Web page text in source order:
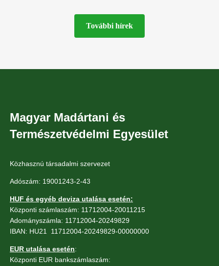
További hírek
Magyar Madártani és
Természetvédelmi Egyesület
Közhasznú társadalmi szervezet
Adószám: 19001243-2-43
HUF és egyéb deviza utalása esetén:
Központi számlaszám: 11712004-20011215
Adományszámla: 11712004-20249829
IBAN: HU21 11712004-20249829-00000000
EUR utalása esetén:
Központi EUR bankszámlaszám: